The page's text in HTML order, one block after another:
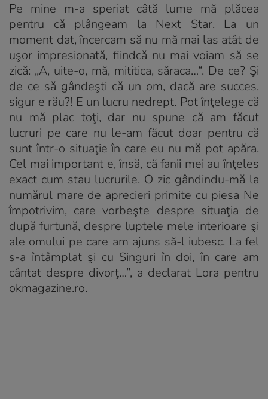
Pe mine m-a speriat câtă lume mă plăcea
pentru că plângeam la Next Star. La un
moment dat, încercam să nu mă mai las atât de
uşor impresionată, fiindcă nu mai voiam să se
zică: „A, uite-o, mă, mititica, săraca…“. De ce? Şi
de ce să gândeşti că un om, dacă are succes,
sigur e rău?! E un lucru nedrept. Pot înţelege că
nu mă plac toţi, dar nu spune că am făcut
lucruri pe care nu le-am făcut doar pentru că
sunt într-o situaţie în care eu nu mă pot apăra.
Cel mai important e, însă, că fanii mei au înţeles
exact cum stau lucrurile. O zic gândin­du-mă la
numărul mare de aprecieri primite cu piesa Ne
împotrivim, care vorbeşte despre situaţia de
după furtună, despre luptele mele interioare şi
ale omului pe care am ajuns să-l iubesc. La fel
s-a întâmplat şi cu Singuri în doi, în care am
cântat despre divorţ…”, a declarat Lora pentru
okmagazine.ro.